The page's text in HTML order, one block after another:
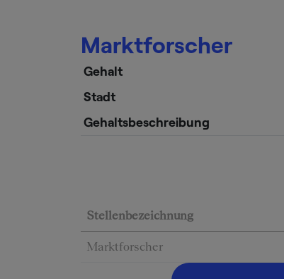
Marktforscher
Gehalt
Stadt
Gehaltsbeschreibung
Stellenbezeichnung
Marktforscher